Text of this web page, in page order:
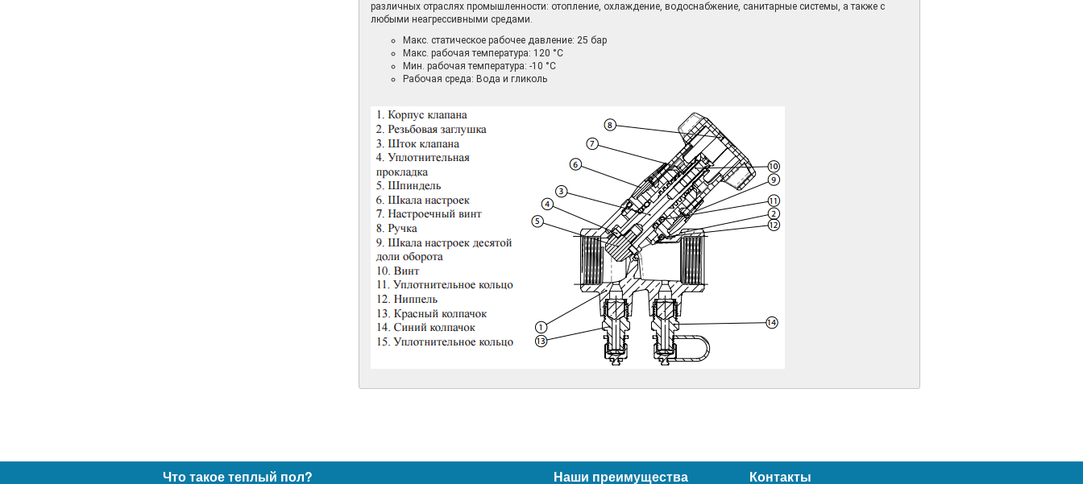
различных отраслях промышленности: отопление, охлаждение, водоснабжение, санитарные системы, а также с
любыми неагрессивными средами.
Макс. статическое рабочее давление: 25 бар
Макс. рабочая температура: 120 °C
Мин. рабочая температура: -10 °C
Рабочая среда: Вода и гликоль
Что такое теплый пол? Наши преимущества Контакты